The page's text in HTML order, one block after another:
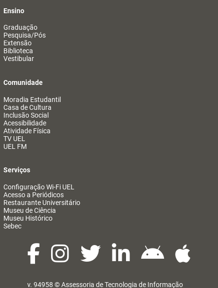
Ensino
Graduação
Pesquisa/Pós
Extensão
Biblioteca
Vestibular
Comunidade
Moradia Estudantil
Casa de Cultura
Inclusão Social
Acessibilidade
Atividade Física
TV UEL
UEL FM
Serviços
Configuração Wi-Fi UEL
Acesso a Periódicos
Restaurante Universitário
Museu de Ciência
Museu Histórico
Sebec
v. 94958 ©Assessoria de Tecnologia de Informação